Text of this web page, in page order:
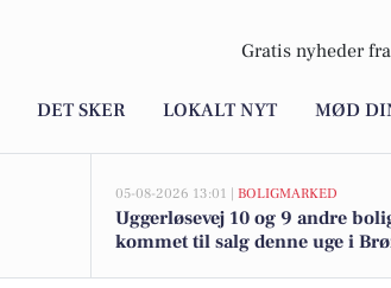
Gratis nyheder fra
DET SKER LOKALT NYT MØD
05-08-2026 13:01 | BOLIGMARKED
Uggerløsevej 10 og 9 andre
kommet til salg denne uge i